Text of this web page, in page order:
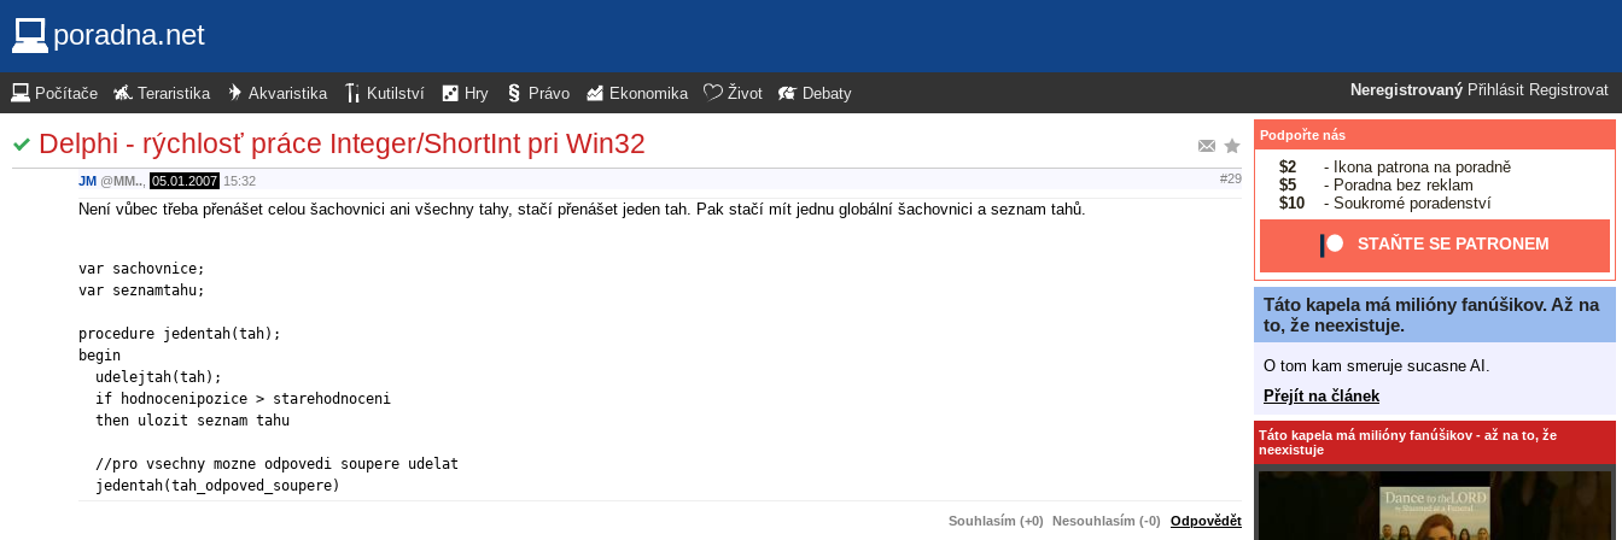
poradna.net
Neregistrovaný Přihlásit Registrovat
Počítače Teraristika Akvaristika Kutilství Hry Právo Ekonomika Život Debaty
Delphi - rýchlosť práce Integer/ShortInt pri Win32
JM @MM.. 05.01.2007 15:32 #29
Není vůbec třeba přenášet celou šachovnici ani všechny tahy, stačí přenášet jeden tah. Pak stačí mít jednu globální šachovnici a seznam tahů.
var
var seznamtahu;
procedure
begin
  udelejtah(tah);
if hodnocenipozice > starehodnoceni
then ulozit seznam tahu
//pro vsechny mozne odpovedi soupere udelat
  jedentah(tah_odpoved_soupere)
Souhlasím (+0) Nesouhlasím (-0) Odpovědět
Podpořte nás
$2
- Ikona patrona na poradně
$5
- Poradna bez reklam
$10
- Soukromé poradenství
STAŇTE SE PATRONEM
Táto kapela má milióny fanúšikov. Až na
to, že neexistuje.
O tom kam smeruje sucasne AI.
Přejít na článek
Táto kapela má milióny fanúšikov - až na to, že
neexistuje